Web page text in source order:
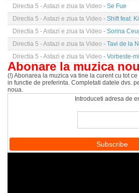
Directia 5 - Astazi e ziua ta Video - Se Fue
Directia 5 - Astazi e ziua ta Video - Shift feat.
Directia 5 - Astazi e ziua ta Video - Sorina
Directia 5 - Astazi e ziua ta Video - Tavi de la
Directia 5 - Astazi e ziua ta Video - Vorbeste-
Abonare la muzica
(!) Abonarea la muzica va tine la curent cu tot
in functie de preferinta. Completati datele dvs.
noua.
Introduceti adresa de